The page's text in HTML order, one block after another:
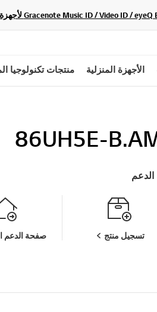
الأجهزة المنزلية منتجات تكنولوجيا
86UH5E-
الدعم
تسجيل منتج صفحة الدعم